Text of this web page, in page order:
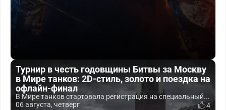
Турнир в честь годовщины Битвы за Москву
в Мире танков: 2D-стиль, золото и поездка на
офлайн-финал
В Мире танков стартовала регистрация на специальный...
06 августа, четверг
4